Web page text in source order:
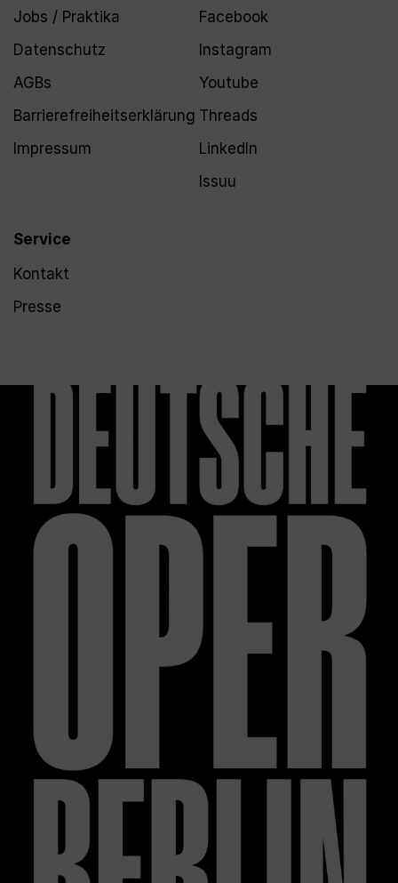
Jobs / Praktika
Datenschutz
AGBs
Barrierefreiheitserklärung
Impressum
Service
Kontakt
Presse
Facebook
Instagram
Youtube
Threads
LinkedIn
Issuu